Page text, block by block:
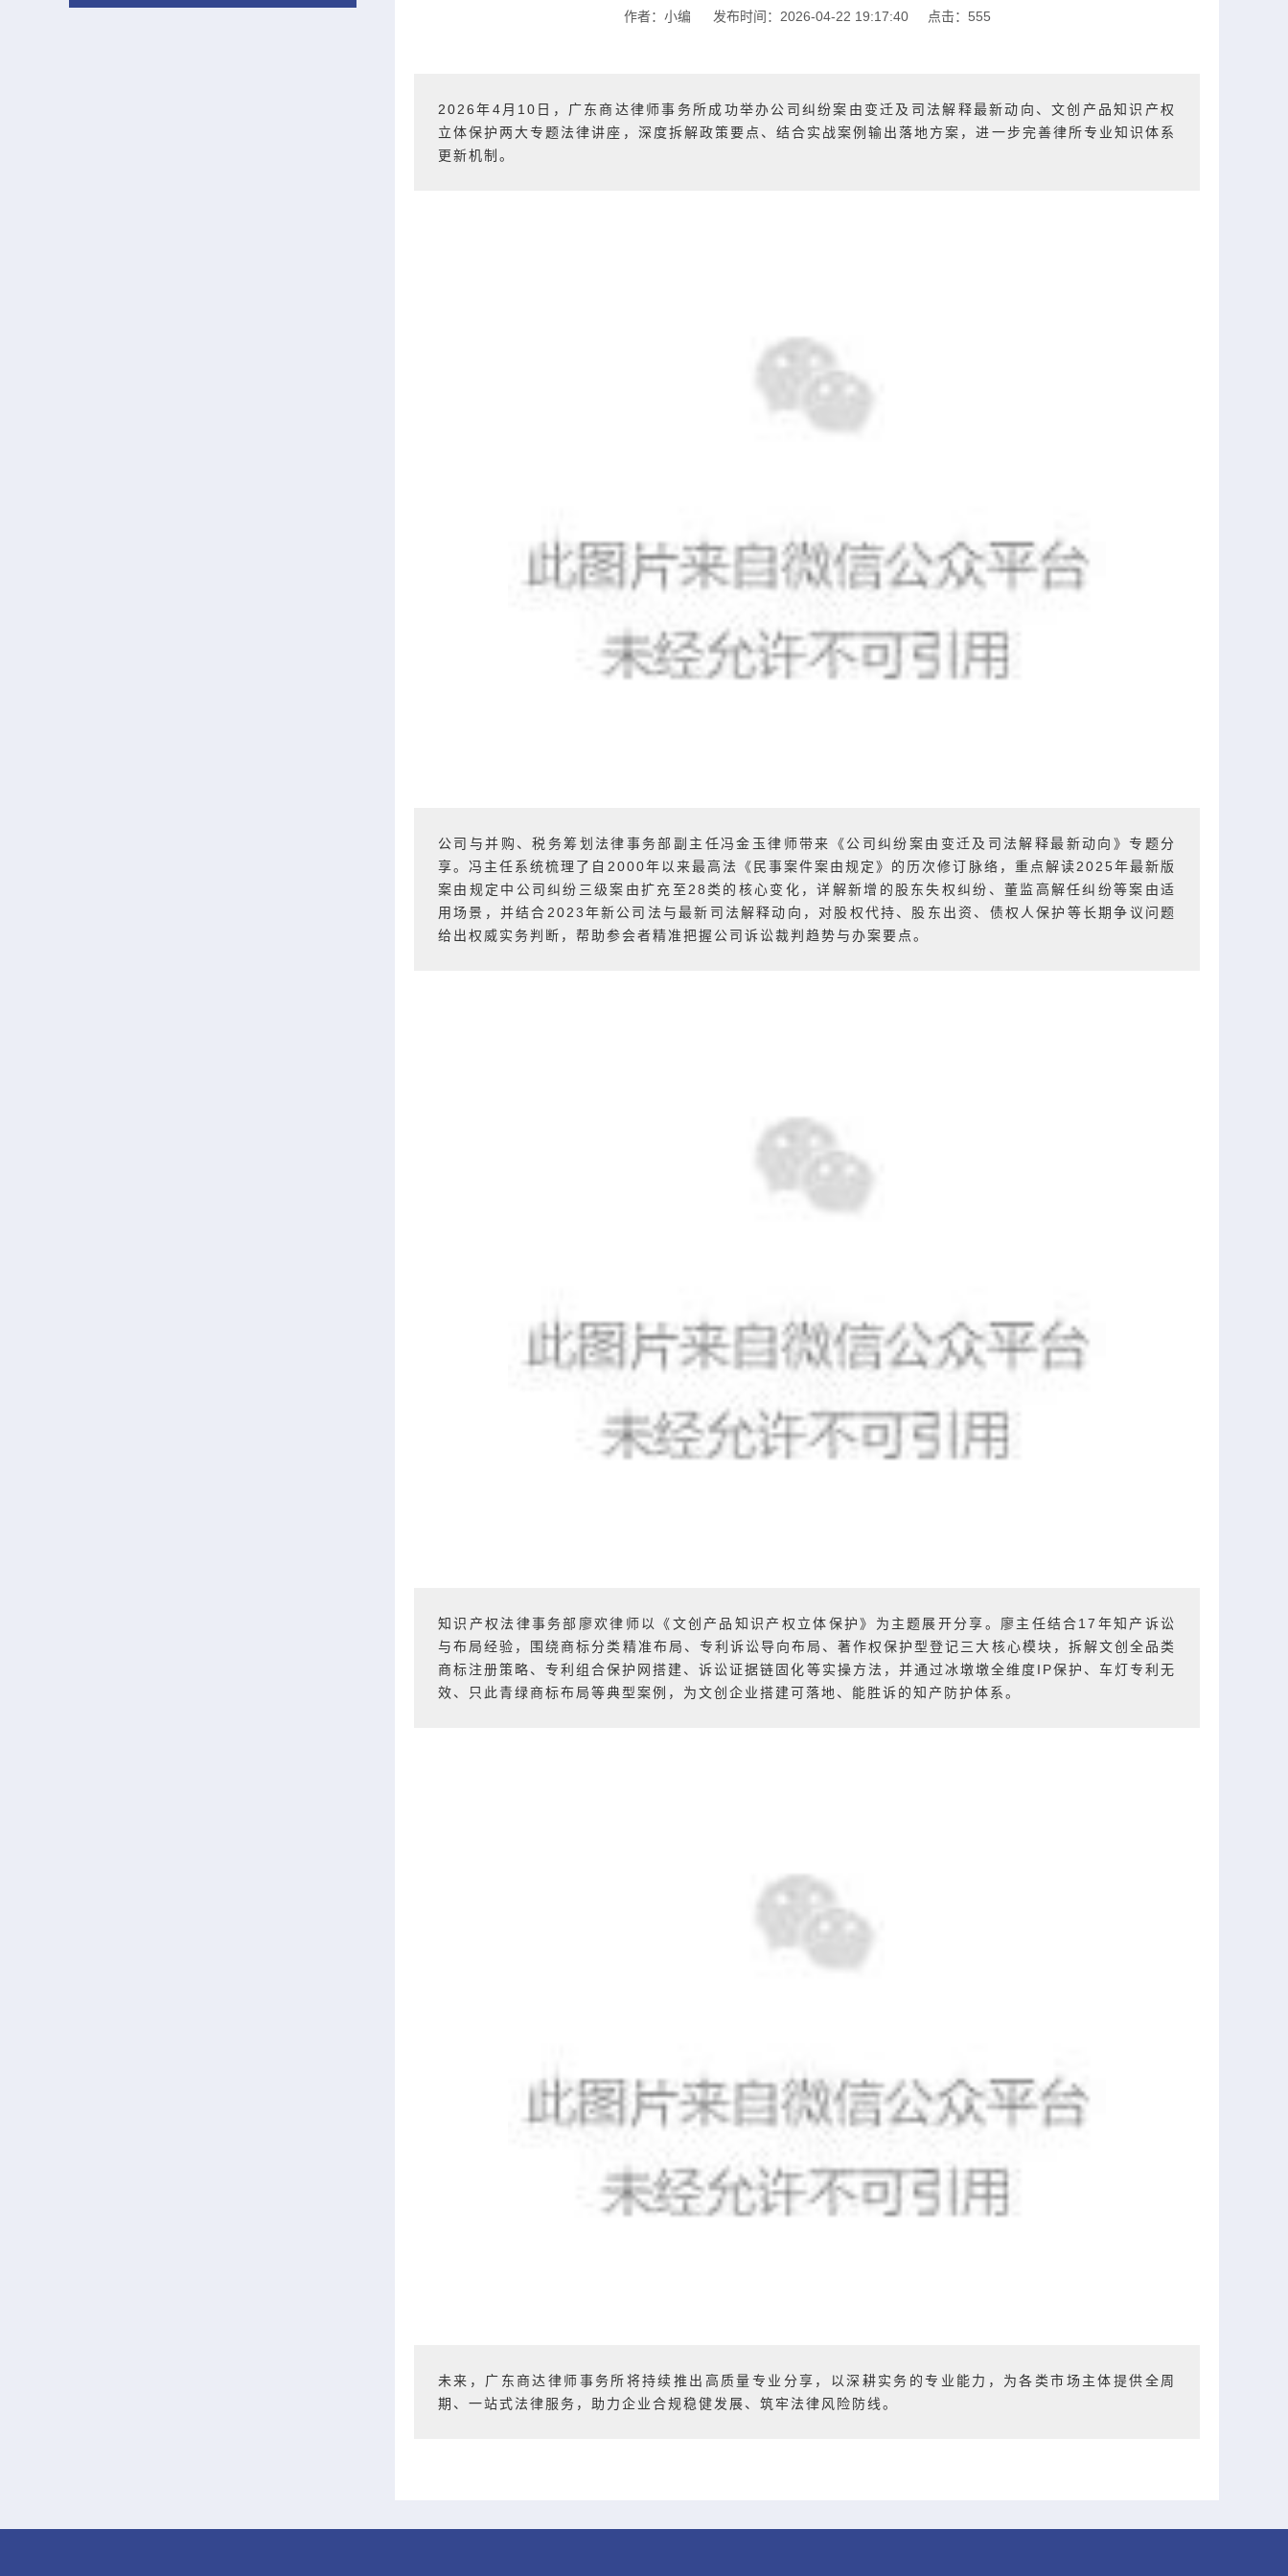
作者：小编 发布时间：2026-04-22 19:17:40 点击： 555
2026年4月10日，广东商达律师事务所成功举办公司纠纷案由变迁及司法解释最新动向、文创产品知识产权
立体保护两大专题法律讲座，深度拆解政策要点、结合实战案例输出落地方案，进一步完善律所专业知识体系
更新机制。
公司与并购、税务筹划法律事务部副主任冯金玉律师带来《公司纠纷案由变迁及司法解释最新动向》专题分
享。冯主任系统梳理了自2000年以来最高法《民事案件案由规定》的历次修订脉络，重点解读2025年最新版
案由规定中公司纠纷三级案由扩充至28类的核心变化，详解新增的 股东失权纠纷 、董监高解任纠纷等案由适
用场景，并结合2023年新公司法与最新司法解释动向，对股权代持、股东出资、债权人保护等长期争议问题
给出权威实务判断，帮助参会者精准把握公司诉讼裁判趋势与办案要点。
知识产权法律事务部廖欢律师以《文创产品知识产权立体保护》为主题展开分享。廖主任结合17年知产诉讼
与布局经验，围绕商标分类精准布局、专利诉讼导向布局、著作权保护型登记三大核心模块，拆解文创全品类
商标注册策略、专利组合保护网搭建、诉讼证据链固化等实操方法，并通过冰墩墩全维度IP保护、车灯专利无
效、只此青绿商标布局等典型案例，为文创企业搭建可落地、能胜诉的知产防护体系。
未来，广东商达律师事务所将持续推出高质量专业分享，以深耕实务的专业能力，为各类市场主体提供全周
期、一站式法律服务，助力企业合规稳健发展、筑牢法律风险防线。